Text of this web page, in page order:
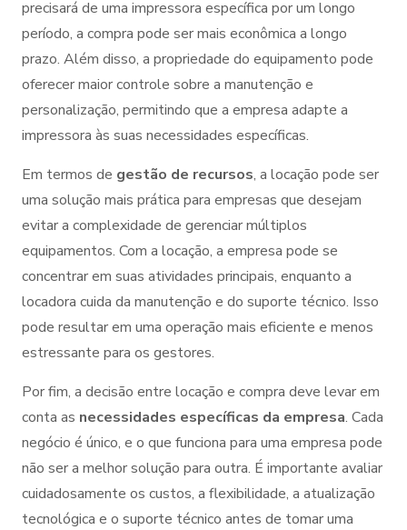
precisará de uma impressora específica por um longo
período, a compra pode ser mais econômica a longo
prazo. Além disso, a propriedade do equipamento pode
oferecer maior controle sobre a manutenção e
personalização, permitindo que a empresa adapte a
impressora às suas necessidades específicas.
Em termos de gestão de recursos, a locação pode ser
uma solução mais prática para empresas que desejam
evitar a complexidade de gerenciar múltiplos
equipamentos. Com a locação, a empresa pode se
concentrar em suas atividades principais, enquanto a
locadora cuida da manutenção e do suporte técnico. Isso
pode resultar em uma operação mais eficiente e menos
estressante para os gestores.
Por fim, a decisão entre locação e compra deve levar em
conta as necessidades específicas da empresa. Cada
negócio é único, e o que funciona para uma empresa pode
não ser a melhor solução para outra. É importante avaliar
cuidadosamente os custos, a flexibilidade, a atualização
tecnológica e o suporte técnico antes de tomar uma